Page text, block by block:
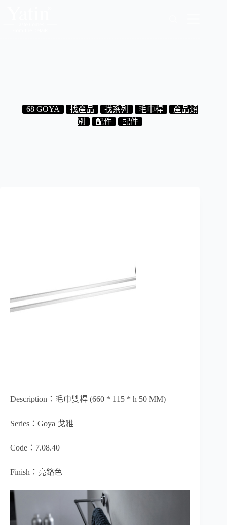
68 GOYA
找產品 找系列 毛巾桿
產品類
別
配件 配件
Description：毛巾雙桿 (660 * 115 * h 50 MM)
Series：Goya 戈雅
Code：7.08.40
Finish：亮鉻色